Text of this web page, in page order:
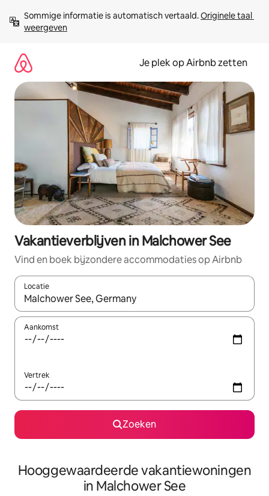
direct
naar
Sommige informatie is automatisch vertaald. Originele taal
weergeven
Je plek op Airbnb zetten
Vakantieverblijven in Malchower See
Vind en boek bijzondere accommodaties op Airbnb
Locatie
Wanneer er resultaten beschikbaar zijn, maak je een keuze
Aankomst
Vertrek
Zoeken
Hooggewaardeerde vakantiewoningen
in Malchower See